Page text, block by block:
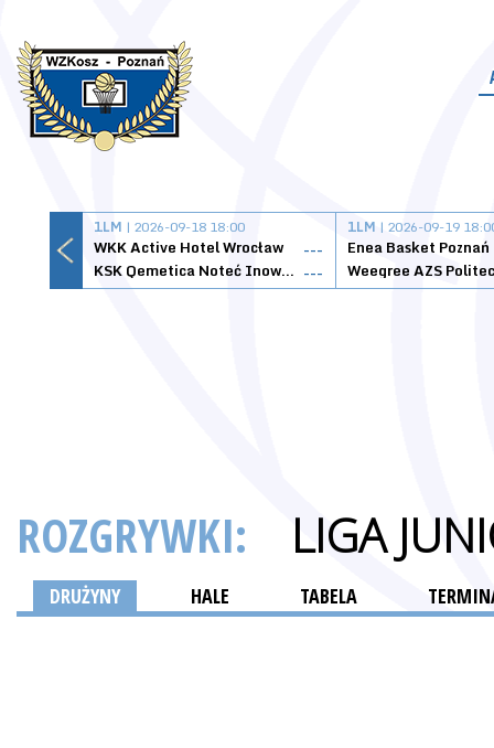
1LM | 2026-09-18 18:00
WKK Active Hotel Wrocław
---
KSK Qemetica Noteć Inowrocław ---
1LM | 2026-09-19
Enea Basket Poznań
ROZGRYWKI: LIGA
DRUŻYNY HALE TABELA